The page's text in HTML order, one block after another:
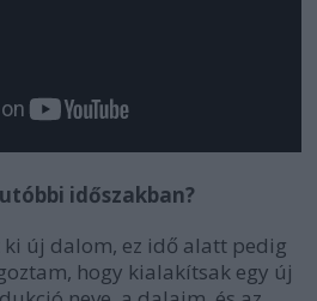
óbbi időszakban?
új dalom, ez idő alatt pedig
hogy kialakítsak egy új